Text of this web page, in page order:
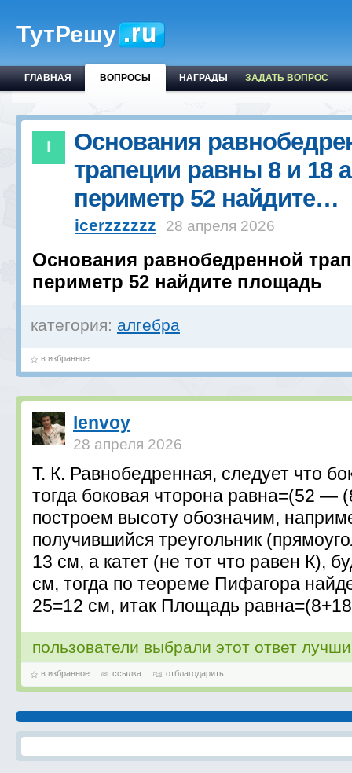
ТутРешу
ГЛАВНАЯ ВОПРОСЫ НАГРАДЫ ЗАДАТЬ ВОПРОС
Основания
трапеции равны 8 и 18 а
периметр 52 найдите…
icerzzzzzz 28 апреля 2026
Основания равнобедренной
периметр 52 найдите площадь
категория: алгебра
в избранное
lenvoy
28 апреля 2026
Т. К. Равнобедренная, следует что
тогда боковая чторона равна=(52 —
построем высоту обозначим,
получившийся треугольник
13 см, а катет (не тот что равен К),
см, тогда по теореме Пифагора
25=12 см, итак Площадь
пользователи выбрали этот ответ
в избранное ссылка отблагодарить